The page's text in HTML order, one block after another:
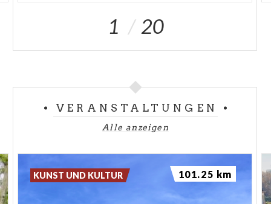
1 20
VERANSTALTUNGEN
Alle anzeigen
KUNST UND KULTUR 101.25 km